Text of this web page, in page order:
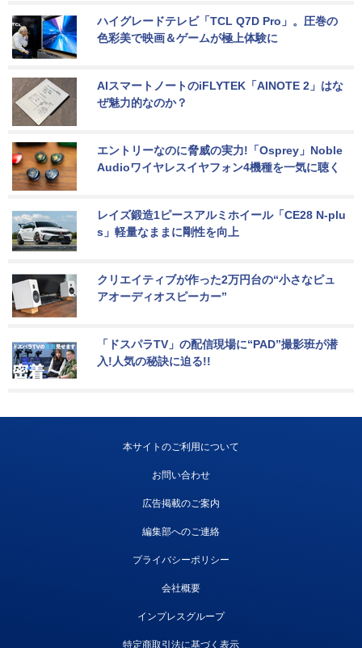
ハイグレードテレビ「TCL Q7D Pro」。圧巻の
色彩美で映画＆ゲームが極上体験に
AIスマートノートのiFLYTEK「AINOTE 2」はな
ぜ魅力的なのか？
エントリーなのに脅威の実力!「Osprey」Noble
Audioワイヤレスイヤフォン4機種を一気に聴く
レイズ鍛造1ピースアルミホイール「CE28 N-plu
s」軽量なままに剛性を向上
クリエイティブが作った2万円台の“小さなピュ
アオーディオスピーカー”
「ドスパラTV」の配信現場に“PAD”撮影班が潜
入!人気の秘訣に迫る!!
本サイトのご利用について
お問い合わせ
広告掲載のご案内
編集部へのご連絡
プライバシーポリシー
会社概要
インプレスグループ
特定商取引法に基づく表示